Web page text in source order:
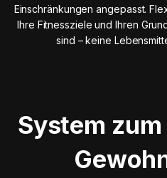
Einschränkungen angepasst.
Ihre Fitnessziele und Ihren
sind – keine
System